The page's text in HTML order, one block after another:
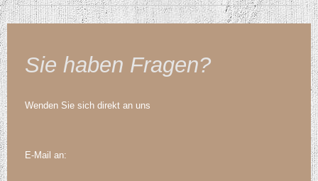
Sie haben Fragen?
Wenden Sie sich direkt an uns
E-Mail an: